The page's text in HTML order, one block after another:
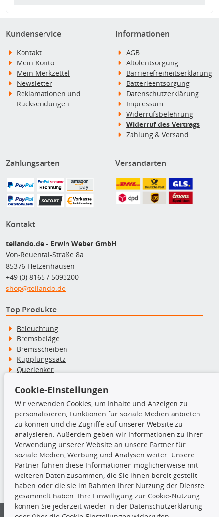
Kundenservice
Kontakt
Mein Konto
Mein Merkzettel
Newsletter
Reklamationen und
Rücksendungen
Informationen
AGB
Altölentsorgung
Barrierefreiheitserklärung
Batterieentsorgung
Datenschutzerklärung
Impressum
Widerrufsbelehrung
Widerruf des Vertrags
Zahlung & Versand
Zahlungsarten Versandarten
Kontakt
teilando.de - Erwin Weber GmbH
Von-Reuental-Straße 8a
85376 Hetzenhausen
+49 (0) 8165 / 5093200
shop@teilando.de
Top Produkte
Beleuchtung
Bremsbeläge
Bremsscheiben
Kupplungssatz
Querlenker
Stoßdämpfer
TecDoc Inside
Die hier angezeigten Daten insbesondere die gesamte Datenbank dürfen
nicht kopiert werden.
Es ist zu unterlassen, die Daten oder die gesamte Datenbank ohne
vorherige Zustimmung von TecDoc zu vervielfältigen, zu verbreiten
Cookie-Einstellungen
Wir verwenden Cookies, um Inhalte und Anzeigen zu
personalisieren, Funktionen für soziale Medien anbieten
zu können und die Zugriffe auf unserer Website zu
analysieren. Außerdem geben wir Informationen zu Ihrer
Verwendung unserer Website an unsere Partner für
soziale Medien, Werbung und Analysen weiter. Unsere
Partner führen diese Informationen möglicherweise mit
weiteren Daten zusammen, die Sie ihnen bereit gestellt
haben oder die sie im Rahmen Ihrer Nutzung der Dienste
gesammelt haben. Ihre Einwilligung zur Cookie-Nutzung
können Sie jederzeit wieder in der Datenschutzerklärung